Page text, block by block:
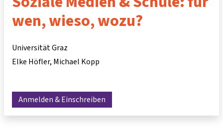
wen, wieso, wozu?
Universität Graz
Elke Höfler Michael Kopp
Anmelden & Einschreiben